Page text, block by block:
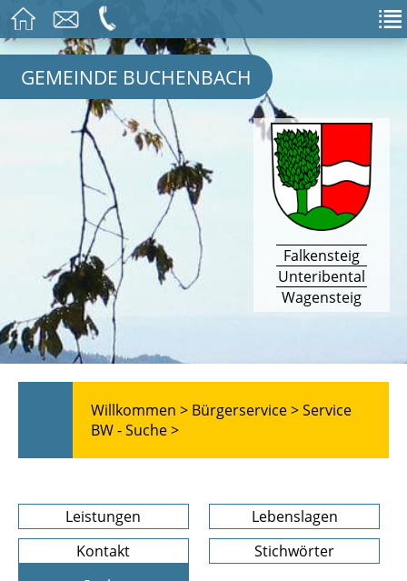
GEMEINDE BUCHENBACH
Falkensteig
Unteribental
Wagensteig
Willkommen > Bürgerservice >Service
BW - Suche >
Leistungen
Lebenslagen
Kontakt
Stichwörter